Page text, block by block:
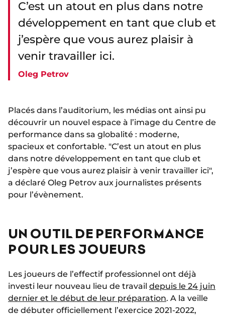
C’est un atout en plus dans notre
développement en tant que club et
j’espère que vous aurez plaisir à
venir travailler ici.
Oleg Petrov
Placés dans l’auditorium, les médias ont ainsi pu
découvrir un nouvel espace à l’image du Centre de
performance dans sa globalité : moderne,
spacieux et confortable. "C’est un atout en plus
dans notre développement en tant que club et
j’espère que vous aurez plaisir à venir travailler ici",
a déclaré Oleg Petrov aux journalistes présents
pour l’évènement.
UN OUTIL DE PERFORMANCE
POUR LES JOUEURS
Les joueurs de l’effectif professionnel ont déjà
investi leur nouveau lieu de travail depuis le 24 juin
dernier et le début de leur préparation. A la veille
de débuter officiellement l’exercice 2021-2022,